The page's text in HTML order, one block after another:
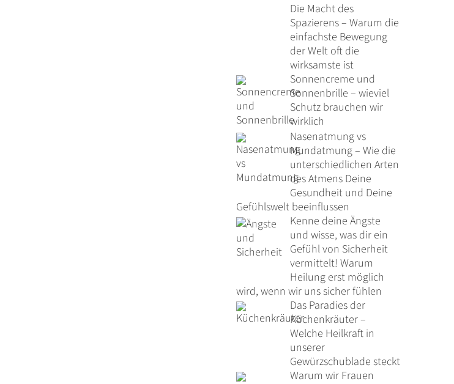
Die Macht des
Spazierens – Warum die
einfachste Bewegung
der Welt oft die
wirksamste ist
Sonnencreme und
Sonnenbrille – wieviel
Schutz brauchen wir
wirklich
Nasenatmung vs
Mundatmung – Wie die
unterschiedlichen Arten
des Atmens Deine
Gesundheit und Deine
Gefühlswelt beeinflussen
Kenne deine Ängste
und wisse, was dir ein
Gefühl von Sicherheit
vermittelt! Warum
Heilung erst möglich
wird, wenn wir uns sicher fühlen
Das Paradies der
Küchenkräuter –
Welche Heilkraft in
unserer
Gewürzschublade steckt
Warum wir Frauen